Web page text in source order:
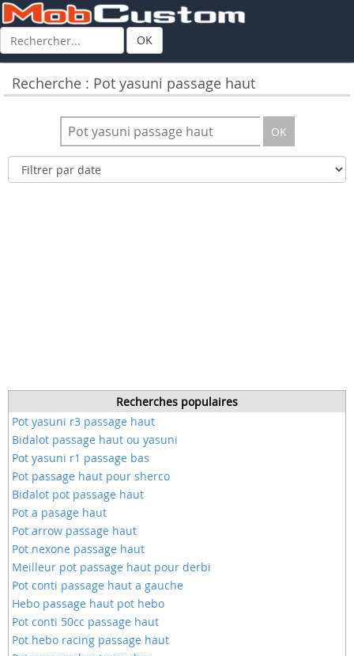
OK
Recherche : Pot yasuni passage haut
OK
Recherches populaires
Pot yasuni r3 passage haut
Bidalot passage haut ou yasuni
Pot yasuni r1 passage bas
Pot passage haut pour sherco
Bidalot pot passage haut
Pot a pasage haut
Pot arrow passage haut
Pot nexone passage haut
Meilleur pot passage haut pour derbi
Pot conti passage haut a gauche
Hebo passage haut pot hebo
Pot conti 50cc passage haut
Pot hebo racing passage haut